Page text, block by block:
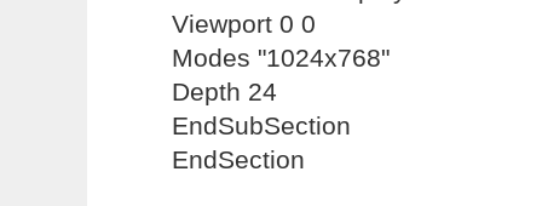
Viewport 0 0
Modes "1024x768"
Depth 24
EndSubSection
EndSection